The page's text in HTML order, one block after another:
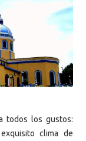
todos los gustos:
clima de